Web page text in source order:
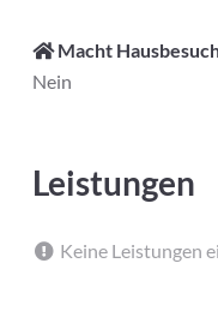
Macht
Nein
Leistungen
Keine Leistungen